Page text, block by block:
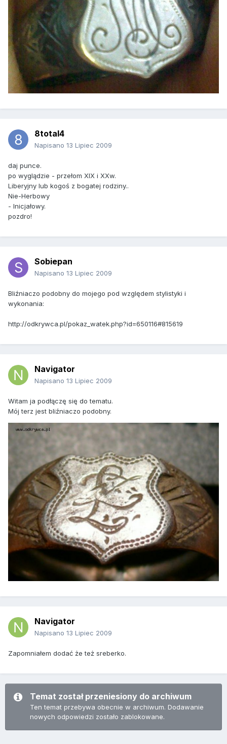
8total4
Napisano 13 Lipiec 2009
daj punce.
po wyglądzie - przełom XIX i XXw.
Liberyjny lub kogoś z bogatej rodziny..
Nie-Herbowy
- Inicjałowy.
pozdro!
Sobiepan
Napisano 13 Lipiec 2009
Bliźniaczo podobny do mojego pod względem stylistyki i
wykonania:
http://odkrywca.pl/pokaz_watek.php?id=650116#815619
Navigator
Napisano 13 Lipiec 2009
Witam ja podłączę się do tematu.
Mój terz jest bliźniaczo podobny.
Navigator
Napisano 13 Lipiec 2009
Zapomniałem dodać że też sreberko.
Temat został przeniesiony do archiwum
Ten temat przebywa obecnie w archiwum. Dodawanie
nowych odpowiedzi zostało zablokowane.